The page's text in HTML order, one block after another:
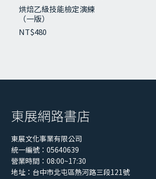
【115年最新版】信託業務員資格測驗經典講
烘焙乙級技能檢定演練
（一版）
NT$480
東展網路書店
東展文化事業有限公司
統一編號：05640639
營業時間：08:00~17:30
地址： 台中市北屯區熱河路三段121號